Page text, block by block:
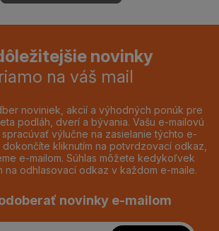
novinky
na váš mail
noviniek, akcií a výhodných ponúk pre
podláh, dverí a bývania. Vašu e-mailovú
výlučne na zasielanie týchto e-
dokončíte kliknutím na potvrdzovací odkaz,
e-mailom. Súhlas môžete kedykoľvek
na odhlasovací odkaz v každom e-maile.
novinky e-mailom